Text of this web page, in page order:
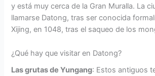
y está muy cerca de la Gran Muralla. La
llamarse Datong, tras ser conocida
Xijing, en 1048, tras el saqueo de los
¿Qué hay que visitar en Datong?
Las grutas de Yungang: Estos antiguos